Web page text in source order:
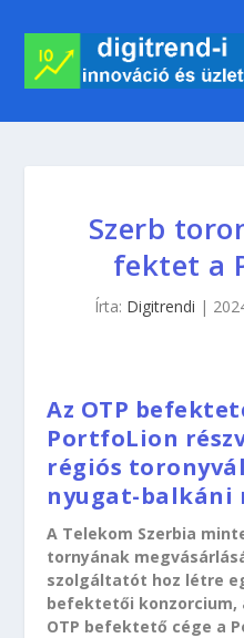
Szerb
fektet a
Írta: Digitrendi |
Az OTP
PortfoLion
régiós
nyugat-balkáni
A Telekom Szerbia
tornyának
szolgáltatót hoz létre
befektetői konzorcium,
OTP befektető cége a